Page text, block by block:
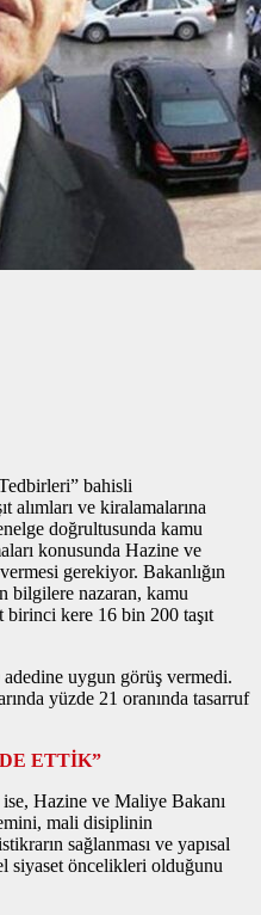
bahisli
alımları ve kiralamalarına
doğrultusunda kamu
konusunda Hazine ve
gerekiyor. Bakanlığın
bilgilere nazaran, kamu
birinci kere 16 bin 200 taşıt
uygun görüş vermedi.
yüzde 21 oranında tasarruf
ETTİK”
Hazine ve Maliye Bakanı
mali disiplinin
sağlanması ve yapısal
siyaset öncelikleri olduğunu